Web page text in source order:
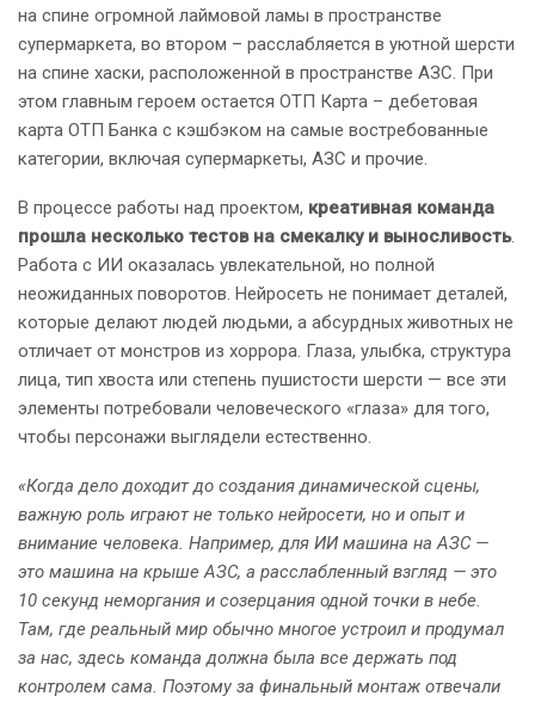
на спине огромной лаймовой ламы в пространстве
супермаркета, во втором – расслабляется в уютной шерсти
на спине хаски, расположенной в пространстве АЗС. При
этом главным героем остается ОТП Карта – дебетовая
карта ОТП Банка с кэшбэком на самые востребованные
категории, включая супермаркеты, АЗС и прочие.
В процессе работы над проектом, креативная команда
прошла несколько тестов на смекалку и выносливость.
Работа с ИИ оказалась увлекательной, но полной
неожиданных поворотов. Нейросеть не понимает деталей,
которые делают людей людьми, а абсурдных животных не
отличает от монстров из хоррора. Глаза, улыбка, структура
лица, тип хвоста или степень пушистости шерсти — все эти
элементы потребовали человеческого «глаза» для того,
чтобы персонажи выглядели естественно.
«Когда дело доходит до создания динамической сцены,
важную роль играют не только нейросети, но и опыт и
внимание человека. Например, для ИИ машина на АЗС —
это машина на крыше АЗС, а расслабленный взгляд — это
10 секунд неморгания и созерцания одной точки в небе.
Там, где реальный мир обычно многое устроил и продумал
за нас, здесь команда должна была все держать под
контролем сама. Поэтому за финальный монтаж отвечали